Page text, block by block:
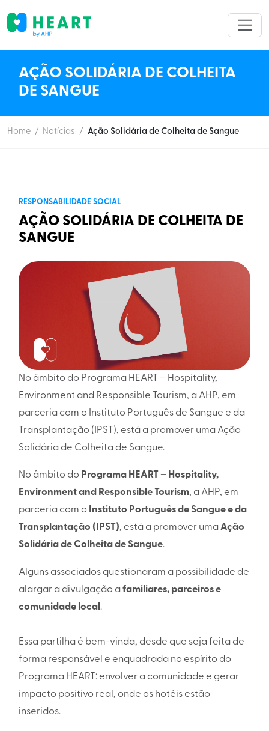
AÇÃO SOLIDÁRIA DE COLHEITA
DE SANGUE
Home / Notícias / Ação Solidária de Colheita de Sangue
RESPONSABILIDADE SOCIAL
AÇÃO SOLIDÁRIA DE COLHEITA DE
SANGUE
No âmbito do Programa HEART – Hospitality,
Environment and Responsible Tourism, a AHP, em
parceria com o Instituto Português de Sangue e da
Transplantação (IPST), está a promover uma Ação
Solidária de Colheita de Sangue.
No âmbito do Programa HEART – Hospitality,
Environment and Responsible Tourism, a AHP, em
parceria com o Instituto Português de Sangue e da
Transplantação (IPST), está a promover umaAção
Solidária de Colheita de Sangue.
Alguns associados questionaram a possibilidade de
alargar a divulgação afamiliares, parceiros e
comunidade local .
Essa partilha é bem-vinda, desde que seja feita de
forma responsável e enquadrada no espírito do
Programa HEART: envolver a comunidade e gerar
impacto positivo real, onde os hotéis estão
inseridos.